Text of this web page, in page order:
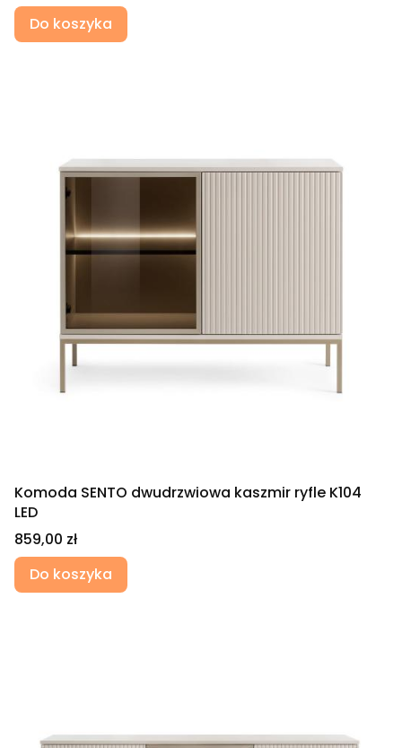
Do koszyka
Komoda SENTO dwudrzwiowa kaszmir ryfle K104
LED
Cena
859,00 zł
Do koszyka